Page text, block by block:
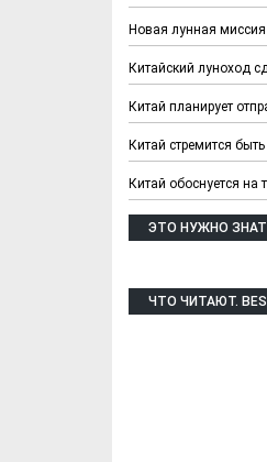
Новая лунная
Китайский луноход
Китай планирует
Китай стремится
Китай обоснуется на
ЭТО НУЖНО
ЧТО ЧИТАЮТ.
Х.